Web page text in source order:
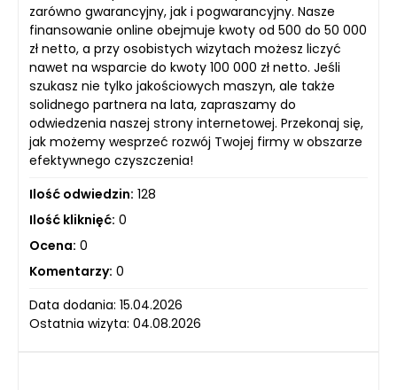
zarówno gwarancyjny, jak i pogwarancyjny. Nasze
finansowanie online obejmuje kwoty od 500 do 50 000
zł netto, a przy osobistych wizytach możesz liczyć
nawet na wsparcie do kwoty 100 000 zł netto. Jeśli
szukasz nie tylko jakościowych maszyn, ale także
solidnego partnera na lata, zapraszamy do
odwiedzenia naszej strony internetowej. Przekonaj się,
jak możemy wesprzeć rozwój Twojej firmy w obszarze
efektywnego czyszczenia!
Ilość odwiedzin: 128
Ilość kliknięć: 0
Ocena: 0
Komentarzy: 0
Data dodania: 15.04.2026
Ostatnia wizyta: 04.08.2026